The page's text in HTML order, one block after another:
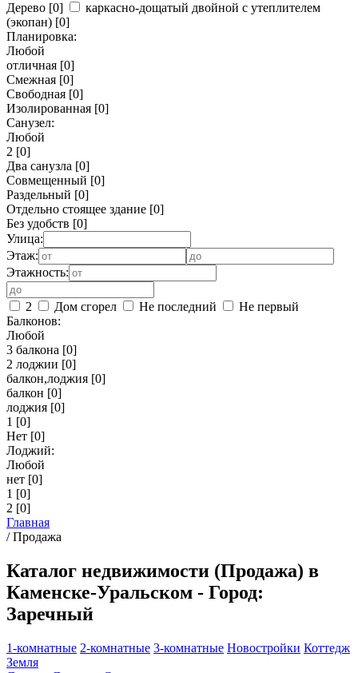
Дерево [0]
каркасно-дощатый двойной с утеплителем
(экопан) [0]
Планировка:
Любой
отличная [0]
Смежная [0]
Свободная [0]
Изолированная [0]
Санузел:
Любой
2 [0]
Два санузла [0]
Совмещенный [0]
Раздельный [0]
Отдельно стоящее здание [0]
Без удобств [0]
Улица:
Этаж:
Этажность:
2 Дом сгорел Не последний
Не первый
Балконов:
Любой
3 балкона [0]
2 лоджии [0]
балкон,лоджия [0]
балкон [0]
лоджия [0]
1 [0]
Нет [0]
Лоджий:
Любой
нет [0]
1 [0]
2 [0]
Главная
/Продажа
Каталог недвижимости (Продажа) в
Каменске-Уральском - Город:
Заречный
1-комнатные 2-комнатные 3-комнатные Новостройки Коттедж
Земля